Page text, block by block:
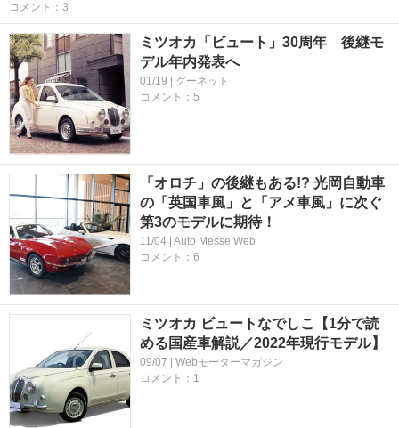
コメント：3
ミツオカ「ビュート」30周年 後継モ
デル年内発表へ
01/19 | グーネット
コメント：5
「オロチ」の後継もある!? 光岡自動車
の「英国車風」と「アメ車風」に次ぐ
第3のモデルに期待！
11/04 | Auto Messe Web
コメント：6
ミツオカ ビュートなでしこ【1分で読
める国産車解説／2022年現行モデル】
09/07 | Webモーターマガジン
コメント：1